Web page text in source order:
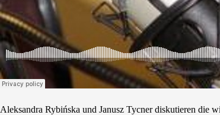
Aleksandra Rybińska und Janusz Tycner diskutieren die